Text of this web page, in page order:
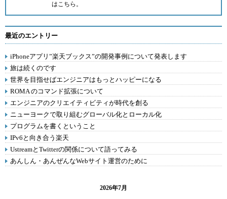
はこちら 。
最近のエントリー
iPhoneアプリ”楽天ブックス”の開発事例について発表します
旅は続くのです
世界を目指せばエンジニアはもっとハッピーになる
ROMA のコマンド拡張について
エンジニアのクリエイティビティが時代を創る
ニューヨークで取り組むグローバル化とローカル化
プログラムを書くということ
IPv6と向き合う楽天
UstreamとTwitterの関係について語ってみる
あんしん・あんぜんなWebサイト運営のために
2026年7月